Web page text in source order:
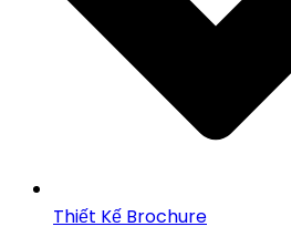
Thiết Kế Brochure